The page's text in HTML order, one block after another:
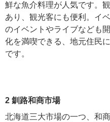
鮮な魚介料理が人気です。
あり、観光客にも便利。イ
のイベントやライブなども
化を満喫できる、地元住民
です。
2 釧路和商市場
北海道三大市場の一つ、和